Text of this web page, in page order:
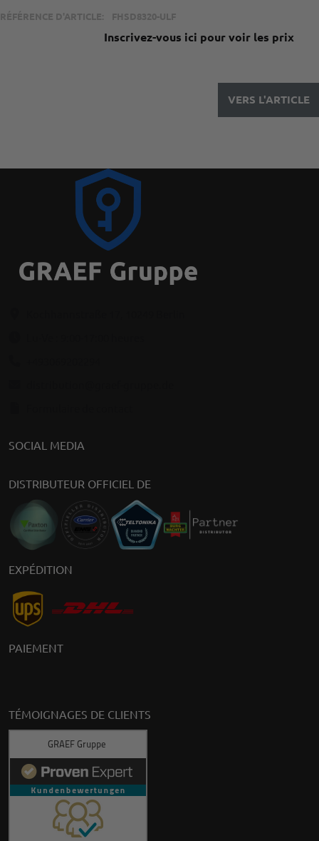
RÉFÉRENCE D'ARTICLE: FHSD8320-ULF
Inscrivez-vous ici pour voir les prix
VERS L'ARTICLE
SOCIAL MEDIA
DISTRIBUTEUR OFFICIEL DE
EXPÉDITION
PAIEMENT
TÉMOIGNAGES DE CLIENTS